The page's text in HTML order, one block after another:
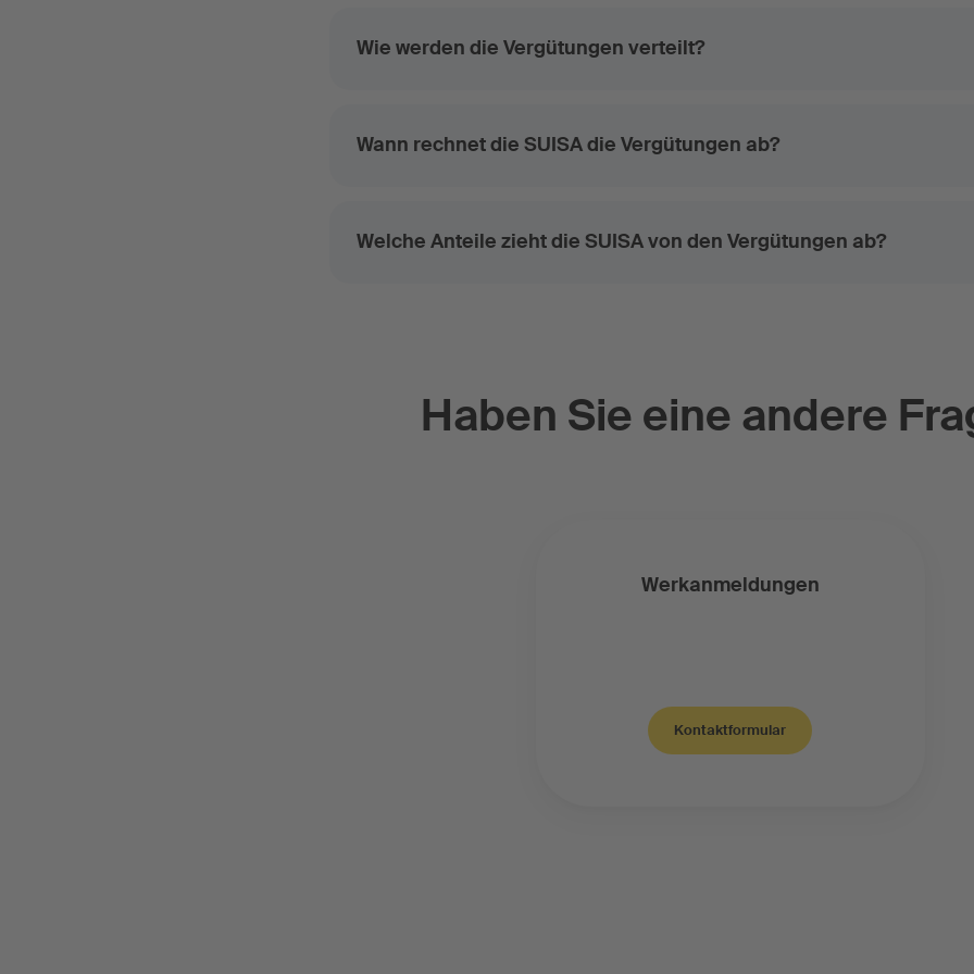
Wie werden die Vergütungen verteilt?
Wann rechnet die SUISA die Vergütungen ab?
Welche Anteile zieht die SUISA von den Vergütungen ab?
Haben Sie eine andere
Werkanmeldungen
Kontaktformular